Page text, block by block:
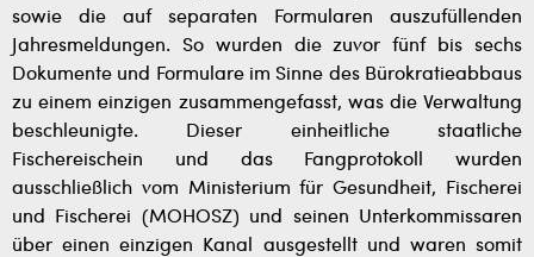
sowie die auf separaten Formularen auszufüllenden
Jahresmeldungen. So wurden die zuvor fünf bis sechs
Dokumente und Formulare im Sinne des Bürokratieabbaus
zu einem einzigen zusammengefasst, was die Verwaltung
beschleunigte. Dieser einheitliche staatliche
Fischereischein und das Fangprotokoll wurden
ausschließlich vom Ministerium für Gesundheit, Fischerei
und Fischerei (MOHOSZ) und seinen Unterkommissaren
über einen einzigen Kanal ausgestellt und waren somit